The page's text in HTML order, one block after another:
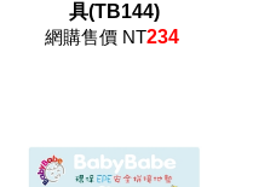
具(TB144)
網購售價 NT234